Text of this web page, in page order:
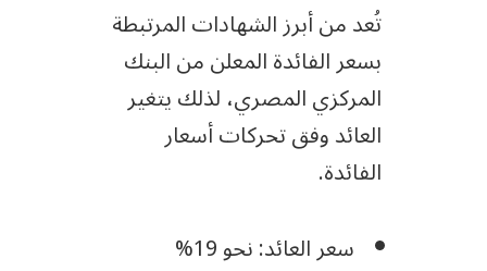
تُعد من أبرز الشهادات المرتبطة
بسعر الفائدة المعلن من البنك
المركزي المصري، لذلك يتغير
العائد وفق تحركات أسعار
الفائدة.
سعر العائد: نحو 19%